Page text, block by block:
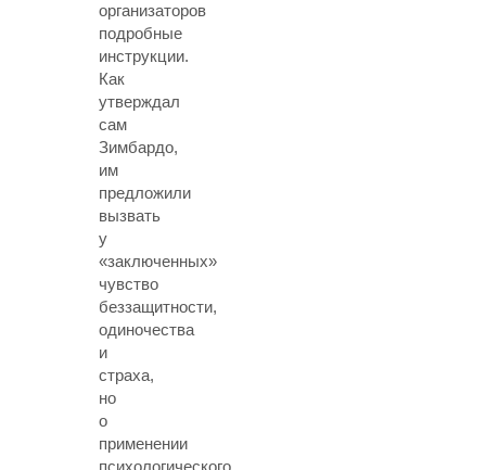
организаторов
подробные
инструкции.
Как
утверждал
сам
Зимбардо,
им
предложили
вызвать
у
«заключенных»
чувство
беззащитности,
одиночества
и
страха,
но
о
применении